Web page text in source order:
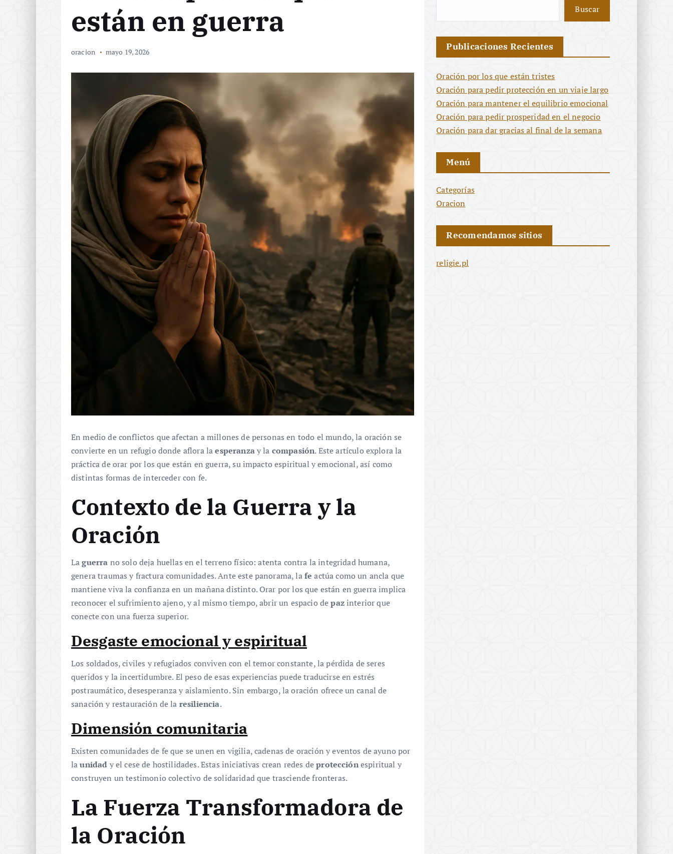
están en guerra
oracion mayo 19, 2026
En medio de conflictos que afectan a millones de personas en todo el mundo, la oración se
convierte en un refugio donde aflora laesperanzay la compasión. Este artículo explora la
práctica de orar por los que están en guerra, su impacto espiritual y emocional, así como
distintas formas de interceder con fe.
Contexto de la Guerra y la
Oración
Laguerra no solo deja huellas en el terreno físico: atenta contra la integridad humana,
genera traumas y fractura comunidades. Ante este panorama, lafe actúa como un ancla que
mantiene viva la confianza en un mañana distinto. Orar por los que están en guerra implica
reconocer el sufrimiento ajeno, y al mismo tiempo, abrir un espacio depazinterior que
conecte con una fuerza superior.
Desgaste emocional y espiritual
Los soldados, civiles y refugiados conviven con el temor constante, la pérdida de seres
queridos y la incertidumbre. El peso de esas experiencias puede traducirse en estrés
postraumático, desesperanza y aislamiento. Sin embargo, la oración ofrece un canal de
sanación y restauración de la resiliencia.
Dimensión comunitaria
Existen comunidades de fe que se unen en vigilia, cadenas de oración y eventos de ayuno por
launidad y el cese de hostilidades. Estas iniciativas crean redes deprotecciónespiritual y
construyen un testimonio colectivo de solidaridad que trasciende fronteras.
La Fuerza Transformadora de
la Oración
Buscar
Publicaciones Recientes
Oración por los que están tristes
Oración para pedir protección en un viaje largo
Oración para mantener el equilibrio emocional
Oración para pedir prosperidad en el negocio
Oración para dar gracias al final de la semana
Menú
Categorías
Oracion
Recomendamos sitios
religie.pl